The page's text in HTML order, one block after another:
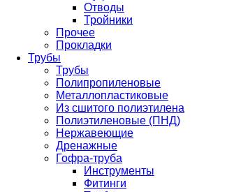
Отводы
Тройники
Прочее
Прокладки
Трубы
Трубы
Полипропиленовые
Металлопластиковые
Из сшитого полиэтилена
Полиэтиленовые (ПНД)
Нержавеющие
Дренажные
Гофра-труба
Инструменты
Фитинги